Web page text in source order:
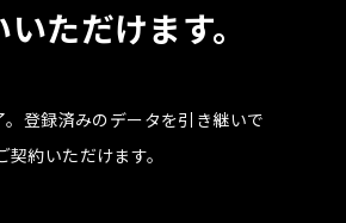
ただけます。
登録済みのデータを引き継いで
契約いただけます。